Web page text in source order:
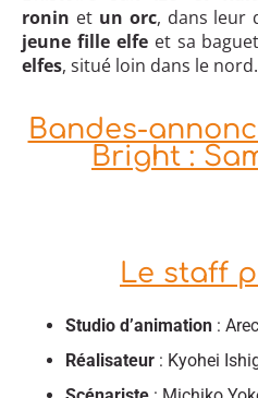
ronin et un orc, dans leur
jeune fille elfeet sa
elfes, situé loin dans le nord.
Bandes-
Bright :
Le staff
Studio d’animation :
Réalisateur : Kyohei